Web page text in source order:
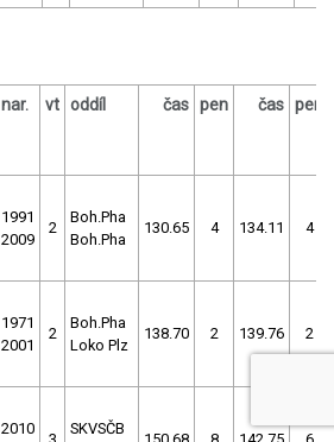
nar. vt oddíl čas pen čas pen
1991
2009
2
Boh.Pha
Boh.Pha
130.65 4 134.11 4
1971
2001
2
Boh.Pha
Loko Plz
138.70 2 139.76 2
2010 SKVSČB